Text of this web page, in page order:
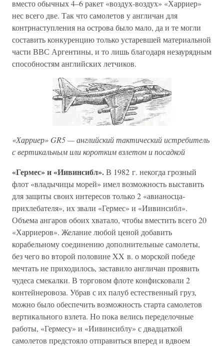
вместо обычных 4–6 ракет «воздух-воздух» «Харриер»
нес всего две. Так что самолетов у англичан для
контрнаступления на острова было мало, да и те могли
составить конкуренцию только устаревшей материальной
части ВВС Аргентины, и то лишь благодаря незаурядным
способностям английских летчиков.
«Харриер» GR5 — английский тактический истребитель
с вертикальным или коротким взлетом и посадкой
«Гермес» и «Иивинсибл».В 1982 г. некогда грозный
флот «владычицы морей» имел возможность выставить
для защиты своих интересов только 2 «авианосца-
прихлебателя», их звали «Гермес» и «Иивинсибл».
Объема ангаров обоих хватало, чтобы вместить всего 20
«Харриеров». Желание любой ценой добавить
корабельному соединению дополнительные самолеты,
без чего во второй половине XX в. о морской победе
мечтать не приходилось, заставило англичан проявить
чудеса смекалки. В торговом флоте конфисковали 2
контейнеровоза. Убрав с их палуб естественный груз,
можно было обеспечить возможность старта самолетов
вертикального взлета. Но пока велись переделочные
работы, «Гермесу» и «Иивинсиблу» с двадцаткой
самолетов предстояло отправиться вперед и вдвоем